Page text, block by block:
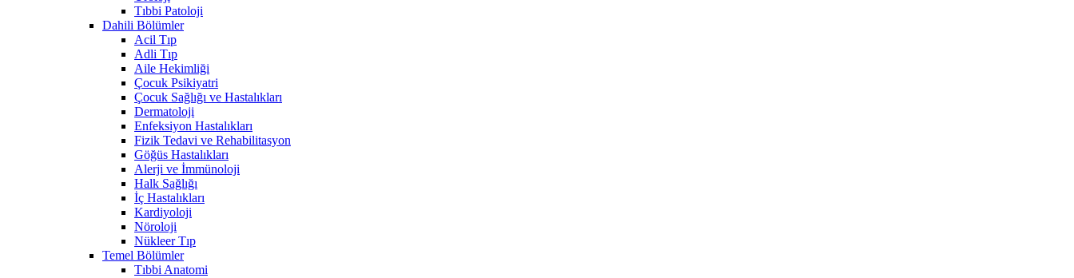
Tıbbi Patoloji
Dahili Bölümler
Acil Tıp
Adli Tıp
Aile Hekimliği
Çocuk Psikiyatri
Çocuk Sağlığı ve Hastalıkları
Dermatoloji
Enfeksiyon Hastalıkları
Fizik Tedavi ve Rehabilitasyon
Göğüs Hastalıkları
Alerji ve İmmünoloji
Halk Sağlığı
İç Hastalıkları
Kardiyoloji
Nöroloji
Nükleer Tıp
Temel Bölümler
Tıbbi Anatomi